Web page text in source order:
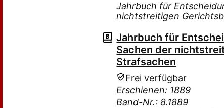
Jahrbuch für
nichtstreitigen
Jahrbuch für
Sachen der
Strafsachen
Frei verfügbar
Erschienen: 1889
Band-Nr.: 8.1889